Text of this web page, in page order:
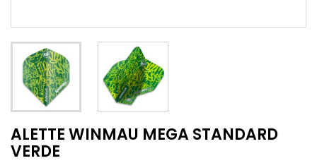
ALETTE WINMAU MEGA STANDARD
VERDE